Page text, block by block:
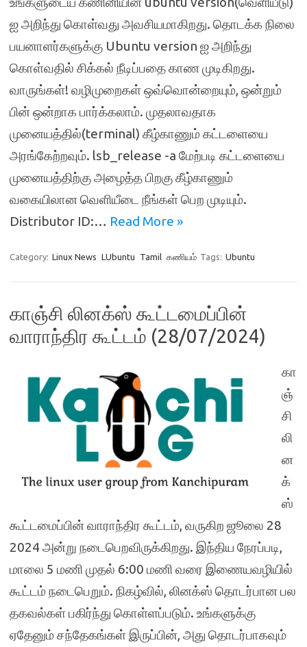
ஐ அறிந்து கொள்வது அவசியமாகிறது. தொடக்க நிலை
பயனாளர்களுக்கு Ubuntu version ஐ அறிந்து
கொள்வதில் சிக்கல் நீடிப்பதை காண முடிகிறது.
வாருங்கள்! வழிமுறைகள் ஒவ்வொன்றையும், ஒன்றும்
பின் ஒன்றாக பார்க்கலாம். முதலாவதாக
முனையத்தில்(terminal) கீழ்காணும் கட்டளையை
அரங்கேற்றவும். lsb_release -a மேற்படி கட்டளையை
முனையத்திற்கு அழைத்த பிறகு கீழ்காணும்
வகையிலான வெளியீடை நீங்கள் பெற முடியும்.
Distributor ID:… Read More »
Category: Linux News LUbuntu Tamil கணியம் Tags: Ubuntu
காஞ்சி லினக்ஸ் கூட்டமைப்பின்
வாராந்திர கூட்டம் (28/07/2024)
கா
ஞ்
சி
லி
ன
க்
ஸ்
கூட்டமைப்பின் வாராந்திர கூட்டம், வருகிற ஜூலை 28
2024 அன்று நடைபெறவிருக்கிறது. இந்திய நேரப்படி,
மாலை 5 மணி முதல் 6:00 மணி வரை இணையவழியில்
கூட்டம் நடைபெறும். நிகழ்வில், லினக்ஸ் தொடர்பான பல
தகவல்கள் பகிர்ந்து கொள்ளப்படும். உங்களுக்கு
ஏதேனும் சந்தேகங்கள் இருப்பின், அது தொடர்பாகவும்